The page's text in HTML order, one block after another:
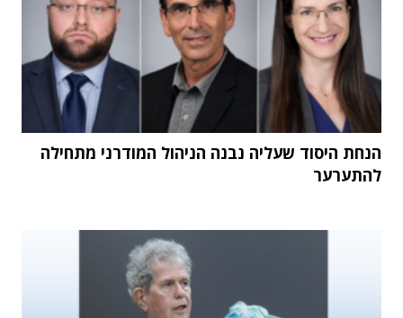
הנחת היסוד שעליה נבנה הניהול המודרני מתחילה
להתערער